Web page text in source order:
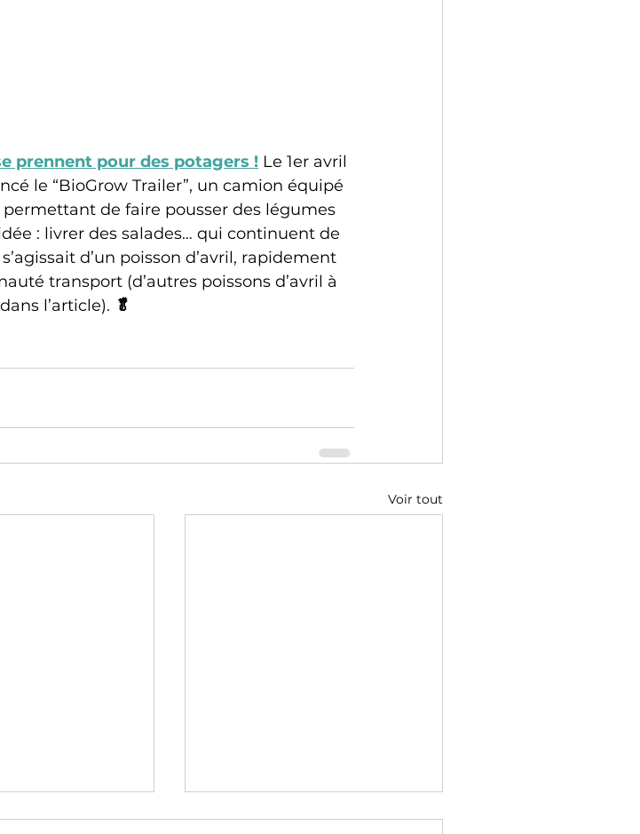
prennent pour des potagers ! Le 1er avril
le “BioGrow Trailer”, un camion équipé
de faire pousser des légumes
: livrer des salades… qui continuent de
d’un poisson d’avril, rapidement
transport (d’autres poissons d’avril à
l’article). 🥬
Voir tout